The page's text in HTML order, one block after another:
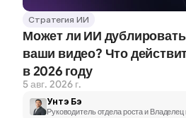
Стратегия ИИ
Может ли ИИ
ваши видео? Что
в 2026 году
5 авг. 2026 г.
Унтэ Бэ
Руководитель отдела роста и Владелец